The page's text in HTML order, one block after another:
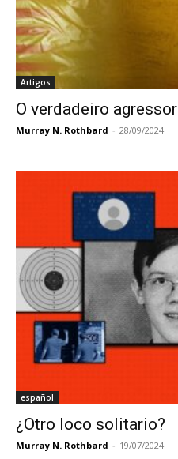
Artigos
O verdadeiro agressor
Murray N. Rothbard - 28/09/2024
español
¿Otro loco solitario?
Murray N. Rothbard - 19/07/2024